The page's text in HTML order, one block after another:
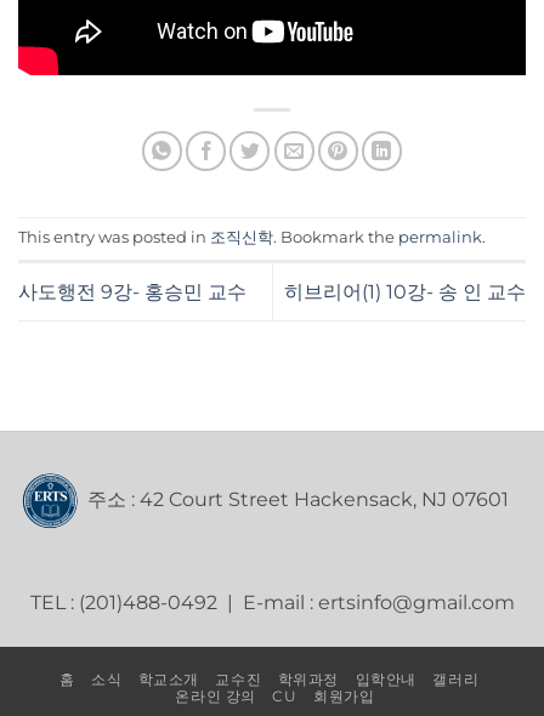
This entry was posted in 조직신학. Bookmark the permalink.
사도행전 9강- 홍승민 교수 히브리어(1) 10강- 송 인 교수
주소 : 42 Court Street Hackensack, NJ 07601
TEL : (201)488-0492 | E-mail : ertsinfo@gmail.com
홈 소식 학교소개 교수진 학위과정 입학안내
갤러리
온라인 강의
CU 회원가입